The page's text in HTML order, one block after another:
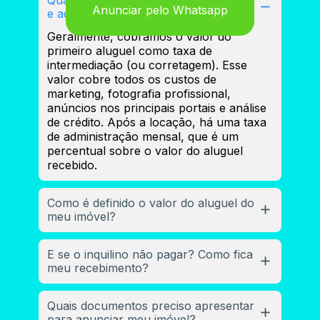
anunciar na
Fuhro
e administrar meu imóvel?
Geralmente, cobramos o valor do
primeiro aluguel como taxa de
intermediação (ou corretagem). Esse
valor cobre todos os custos de
marketing, fotografia profissional,
anúncios nos principais portais e análise
de crédito. Após a locação, há uma taxa
de administração mensal, que é um
percentual sobre o valor do aluguel
recebido.
Como é definido o valor do aluguel do
meu imóvel?
O valor do aluguel não é um "chute". Nossa
equipe realiza uma Avaliação Mercadológica
criteriosa. Analisamos imóveis semelhantes na
sua região, o estado de conservação, a
diferenciais do seu imóvel (como vagas de
E se o inquilino não pagar? Como fica
meu recebimento?
Essa é a maior preocupação dos proprietários, e
nós cuidamos disso para você. Trabalhamos
Quais documentos preciso apresentar
Anunciar pelo Whatsapp